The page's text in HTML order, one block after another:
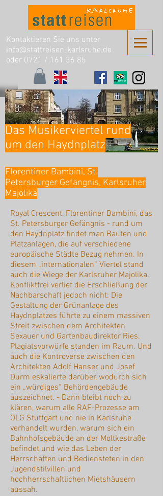
Kontaktieren Sie uns unter
info@stattreisen-karlsruhe.de
oder 0721 / 161 36 85
Das Musikerviertel rund
um den Haydnplatz
Florentiner Bambini, St.
Petersburger Gefängnis, Karlsruher
Majolika
Royal Crescent, Florentiner Bambini, das
St. Petersburger Gefängnis - rund um
den Haydnplatz findet man Bauten und
Platzanlagen, die auf verschiedene
europäische Städte Bezug nehmen. In
diesem „internationalen“ Viertel stand
auch die Wiege der Karlsruher Majolika.
Konfliktfrei verlief die Erschließung der
Nachbarschaft jedoch nicht: Die
Gestaltung der Grünanlage des
Haydnplatzes führte zu einem massiven
Streit zwischen dem Architekten
Sexauer und Gartenbaudirektor Ries.
Plagiatsvorwürfe standen im Raum. Und
auch die Kontroverse zwischen den
Architekten Adolf Hanser und Josef
Durm eskalierte darüber, wodurch sich
ein „würdiges“ Behördengebäude
auszeichnet. - Dann bleibt noch zu
klären, warum alle RAF-Prozesse am
OLG Stuttgart und nie in Karlsruhe
verhandelt wurden, warum sich ein
Bahnhofsgebäude an der Moltkestraße
befindet und wie das Leben der
Herrschaften und Bediensteten in den
Jugendstilvillen und
hochherrschaftlichen Mietshäusern
aussah.